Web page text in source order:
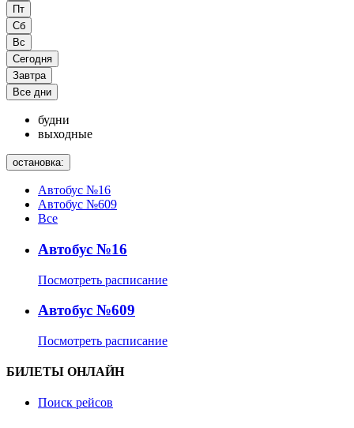
Пт
Сб
Вс
Сегодня
Завтра
Все дни
будни
выходные
остановка:
Автобус №16
Автобус №609
Все
Автобус №16
Посмотреть расписание
Автобус №609
Посмотреть расписание
БИЛЕТЫ ОНЛАЙН
Поиск рейсов